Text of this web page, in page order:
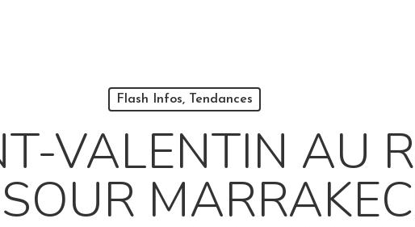
Flash Infos, Tendances
VALENTIN AU